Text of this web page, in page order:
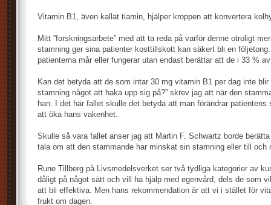
Vitamin B1, även kallat tiamin, hjälper kroppen att konvertera
Mitt ”forskningsarbete” med att ta reda på varför denne otroligt
stamning ger sina patienter kosttillskott kan säkert bli en
patienterna mår eller fungerar utan endast berättar att de i 33 %
Kan det betyda att de som intar 30 mg vitamin B1 per dag inte
stamning något att haka upp sig på?” skrev jag att när den
han. I det här fallet skulle det betyda att man förändrar patientens
att öka hans vakenhet.
Skulle så vara fallet anser jag att Martin F. Schwartz borde
tala om att den stammande har minskat sin stamning eller till och
Rune Tillberg på Livsmedelsverket ser två tydliga kategorier av
dåligt på något sätt och vill ha hjälp med egenvård, dels de som
att bli effektiva. Men hans rekommendation är att vi i stället för
frukt om dagen.